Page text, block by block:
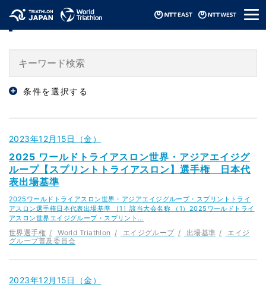
メ
ニ
「World Triathlon」のニュース
条件を選択する
2023年12月15日（金）
2025 ワールドトライアスロン世界・アジアエイジグ
ループ【スプリントトライアスロン】選手権 日本代
表出場基準
2025ワールドトライアスロン世界・アジアエイジグループ・スプリントトライ
アスロン選手権日本代表出場基準 ［1］該当大会名称 （1）2025ワールドトライ
アスロン世界エイジグループ・スプリント…
世界選手権 World Triathlon エイジグループ 出場基準
エイジ
グループ普及委員会
2023年12月15日（金）